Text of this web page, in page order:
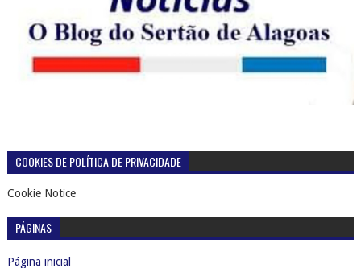
COOKIES DE POLÍTICA DE PRIVACIDADE
Cookie Notice
PÁGINAS
Página inicial